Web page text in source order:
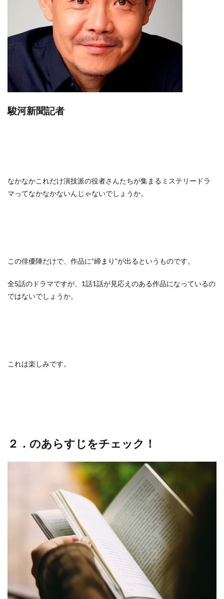
駿河新聞記者
なかなかこれだけ演技派の役者さんたちが集まるミステリードラ
マってなかなかないんじゃないでしょうか。
この俳優陣だけで、作品に”締まり”が出るというものです。
全5話のドラマですが、1話1話が見応えのある作品になっているの
ではないでしょうか。
これは楽しみです。
２．のあらすじをチェック！